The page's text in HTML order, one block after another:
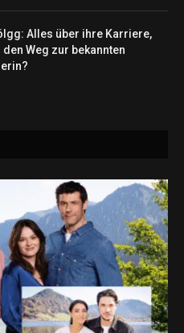
Alles über ihre Karriere,
Weg zur bekannten